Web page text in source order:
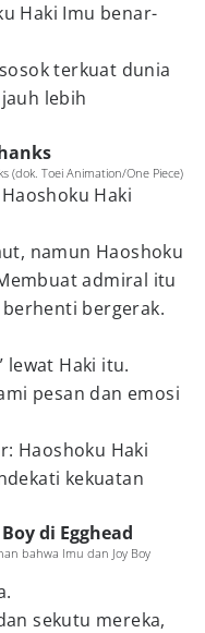
Haki Imu benar-
terkuat dunia
lebih
(dok. Toei Animation/One Piece)
Haki
namun Haoshoku
admiral itu
bergerak.
lewat Haki itu.
pesan dan emosi
Haoshoku Haki
kekuatan
di Egghead
bahwa Imu dan Joy Boy
sekutu mereka,